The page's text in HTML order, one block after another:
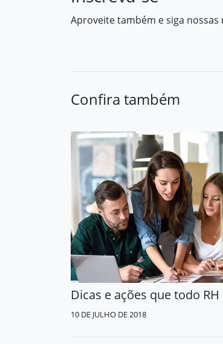
Aproveite também e siga nossas
Confira também
Dicas e ações que todo
10 DE JULHO DE 2018